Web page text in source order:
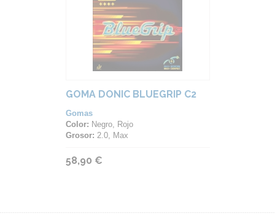
GOMA DONIC BLUEGRIP C2
Gomas
Color: Negro, Rojo
Grosor: 2.0, Max
58,90 €